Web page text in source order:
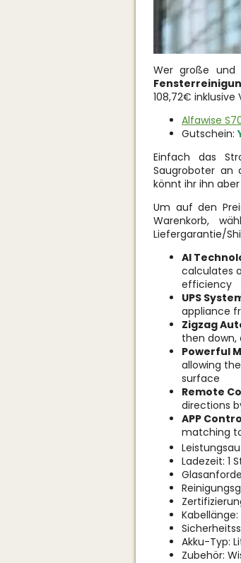
Wer große und
108,72€ inklusive
Alfawise
Gutschein:
Einfach das
Saugroboter an
könnt ihr ihn
Um auf den
Warenkorb,
Liefergarantie/
AI
calculates
efficiency
UPS
appliance
Zigzag
then
Powerful
allowing
surface
Remote
directions
APP
matching
Ladezeit: 1
Kabellänge:
Akku-Typ:
Zubehör: